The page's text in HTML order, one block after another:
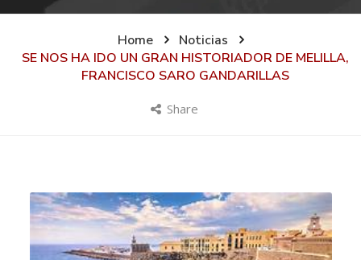
Home
Noticias
SE NOS HA IDO UN GRAN HISTORIADOR DE MELILLA,
FRANCISCO SARO GANDARILLAS
Share